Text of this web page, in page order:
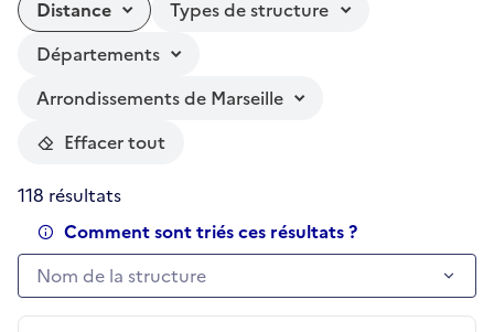
Distance
Types de structure
Départements
Arrondissements de Marseille
Effacer tout
118 résultats
Comment sont triés ces résultats ?
Nom de la structure
Nom de la structure